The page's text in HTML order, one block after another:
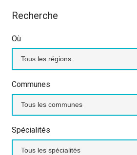
Recherche
Où
Communes
Spécialités